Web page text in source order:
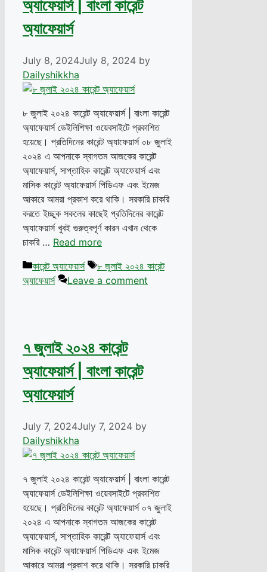
অ্যাফেয়ার্স | বাংলা কারেন্ট
অ্যাফেয়ার্স
July 8, 2024July 8, 2024 by
Dailyshikkha
৮ জুলাই ২০২৪ কারেন্ট অ্যাফেয়ার্স | বাংলা কারেন্ট
অ্যাফেয়ার্স ডেইলিশিক্ষা ওয়েবসাইটে প্রকাশিত
হয়েছে। প্রতিদিনের কারেন্ট অ্যাফেয়ার্স ০৮ জুলাই
২০২৪ এ আপনাকে স্বাগতম আজকের কারেন্ট
অ্যাফেয়ার্স, সাপ্তাহিক কারেন্ট অ্যাফেয়ার্স এবং
মাসিক কারেন্ট অ্যাফেয়ার্স পিডিএফ এবং ইমেজ
আকারে আমরা প্রকাশ করে থাকি। সরকারি চাকরি
করতে ইচ্ছুক সকলের কাছেই প্রতিদিনের কারেন্ট
অ্যাফেয়ার্স খুবই গুরুত্বপূর্ণ কারন এখান থেকে
চাকরি … Read more
Categories
কারেন্ট অ্যাফেয়ার্স Tags
৮ জুলাই ২০২৪ কারেন্ট
অ্যাফেয়ার্স
Leave a comment
৭ জুলাই ২০২৪ কারেন্ট
অ্যাফেয়ার্স | বাংলা কারেন্ট
অ্যাফেয়ার্স
July 7, 2024July 7, 2024 by
Dailyshikkha
৭ জুলাই ২০২৪ কারেন্ট অ্যাফেয়ার্স | বাংলা কারেন্ট
অ্যাফেয়ার্স ডেইলিশিক্ষা ওয়েবসাইটে প্রকাশিত
হয়েছে। প্রতিদিনের কারেন্ট অ্যাফেয়ার্স ০৭ জুলাই
২০২৪ এ আপনাকে স্বাগতম আজকের কারেন্ট
অ্যাফেয়ার্স, সাপ্তাহিক কারেন্ট অ্যাফেয়ার্স এবং
মাসিক কারেন্ট অ্যাফেয়ার্স পিডিএফ এবং ইমেজ
আকারে আমরা প্রকাশ করে থাকি। সরকারি চাকরি